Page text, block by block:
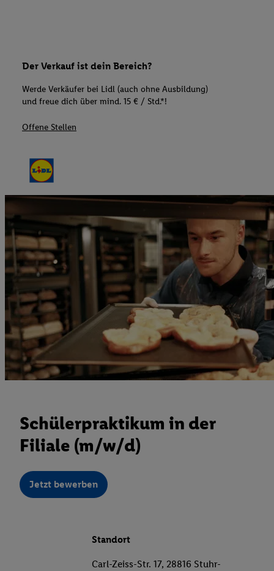
Der Verkauf ist dein Bereich?
Werde Verkäufer bei Lidl (auch ohne Ausbildung)
und freue dich über mind. 15 € / Std.*!
Offene Stellen
Schülerpraktikum in der
Filiale (m/w/d)
Jetzt bewerben
Standort
Carl-Zeiss-Str. 17, 28816 Stuhr-